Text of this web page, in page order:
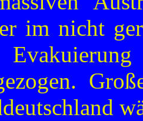
im nicht